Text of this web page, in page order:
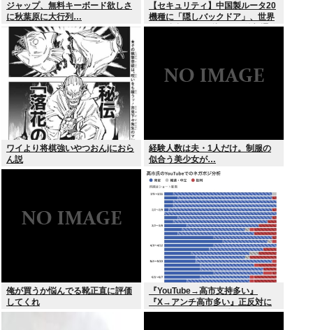
ジャップ、無料キーボード欲しさ
に秋葉原に大行列…
【セキュリティ】中国製ルータ20
機種に「隠しバックドア」、世界
10万台超か…35秒ごとに外部通信
ワイより将棋強いやつおんjにおら
ん説
経験人数は夫・1人だけ。制服の
似合う美少女が…
俺が買うか悩んでる靴正直に評価
してくれ
『YouTube→高市支持多い』
『X→アンチ高市多い』正反対に
分かれてしまう。一体なぜ？？？